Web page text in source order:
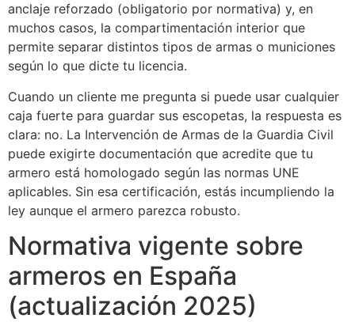
anclaje reforzado (obligatorio por normativa) y, en
muchos casos, la compartimentación interior que
permite separar distintos tipos de armas o municiones
según lo que dicte tu licencia.
Cuando un cliente me pregunta si puede usar cualquier
caja fuerte para guardar sus escopetas, la respuesta es
clara: no. La Intervención de Armas de la Guardia Civil
puede exigirte documentación que acredite que tu
armero está homologado según las normas UNE
aplicables. Sin esa certificación, estás incumpliendo la
ley aunque el armero parezca robusto.
Normativa vigente sobre
armeros en España
(actualización 2025)